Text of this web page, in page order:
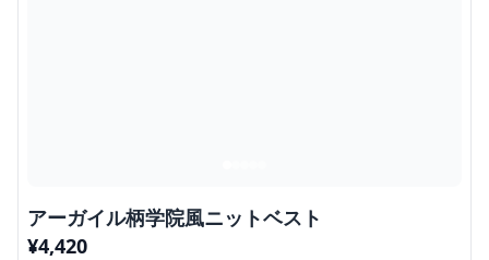
アーガイル柄学院風ニットベスト
¥4,420